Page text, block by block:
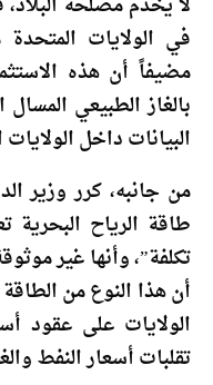
في الولايات
مضيفاً أن هذه
بالغاز الطبيعي المسال
البيانات داخل
من جانبه، كرر وزير
طاقة الرياح
تكلفة”، وأنها غير
أن هذا النوع من
الولايات على عقود
تقلبات أسعار النفط